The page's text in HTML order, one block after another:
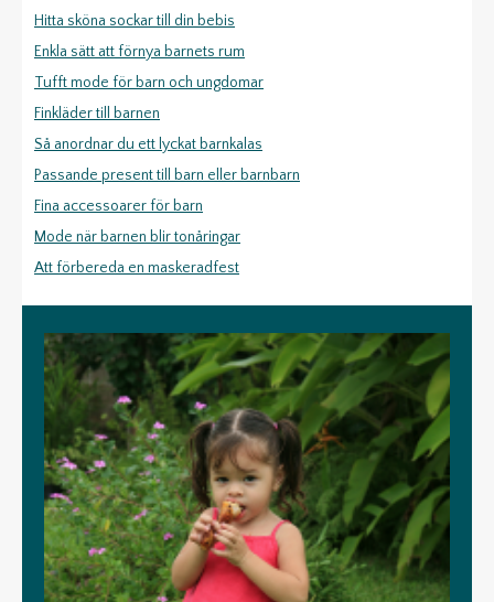
Hitta sköna sockar till din bebis
Enkla sätt att förnya barnets rum
Tufft mode för barn och ungdomar
Finkläder till barnen
Så anordnar du ett lyckat barnkalas
Passande present till barn eller barnbarn
Fina accessoarer för barn
Mode när barnen blir tonåringar
Att förbereda en maskeradfest